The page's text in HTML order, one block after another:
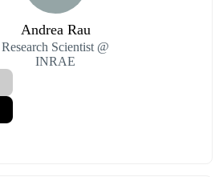
Andrea Rau
Research Scientist @
INRAE